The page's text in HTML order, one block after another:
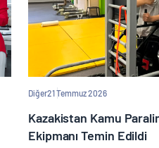
Diğer21 Temmuz 2026
Kazakistan Kamu
Ekipmanı Temin Edildi